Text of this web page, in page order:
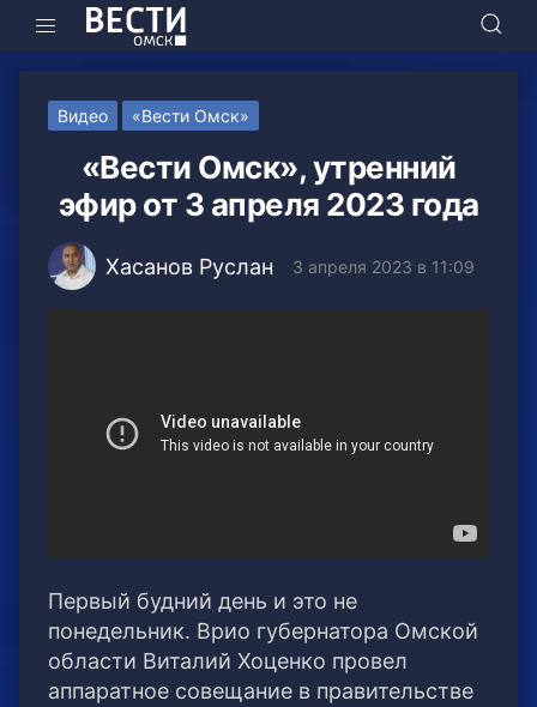
Видео «Вести Омск»
«Вести Омск», утренний
эфир от 3 апреля 2023 года
Хасанов Руслан 3 апреля 2023 в 11:09
Первый будний день и это не
понедельник. Врио губернатора Омской
области Виталий Хоценко провел
аппаратное совещание в правительстве